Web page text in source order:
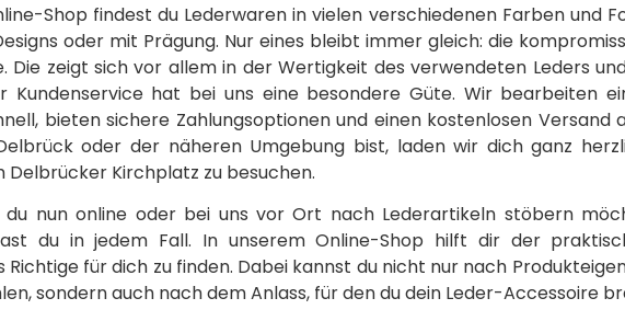
Shop findest du Lederwaren in vielen verschiedenen Farben und
oder mit Prägung. Nur eines bleibt immer gleich: die
Die zeigt sich vor allem in der Wertigkeit des verwendeten Leders
Kundenservice hat bei uns eine besondere Güte. Wir bearbeiten
bieten sichere Zahlungsoptionen und einen kostenlosen
oder der näheren Umgebung bist, laden wir dich ganz
Delbrücker Kirchplatz zu besuchen.
nun online oder bei uns vor Ort nach Lederartikeln stöbern
du in jedem Fall. In unserem Online-Shop hilft dir der
Richtige für dich zu finden. Dabei kannst du nicht nur nach
sondern auch nach dem Anlass, für den du dein Leder-Accessoire